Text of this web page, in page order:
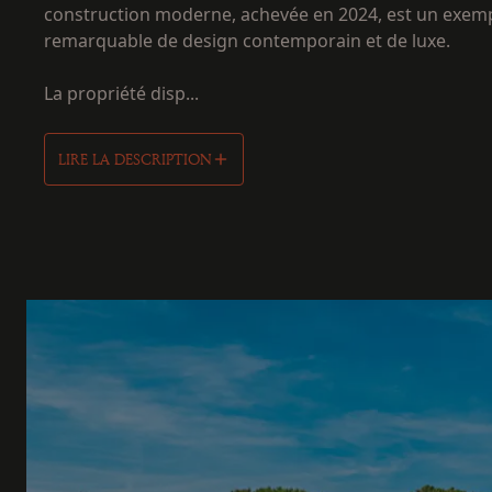
construction moderne, achevée en 2024, est un
remarquable de design contemporain et de luxe.
La propriété disp...
LIRE LA DESCRIPTION